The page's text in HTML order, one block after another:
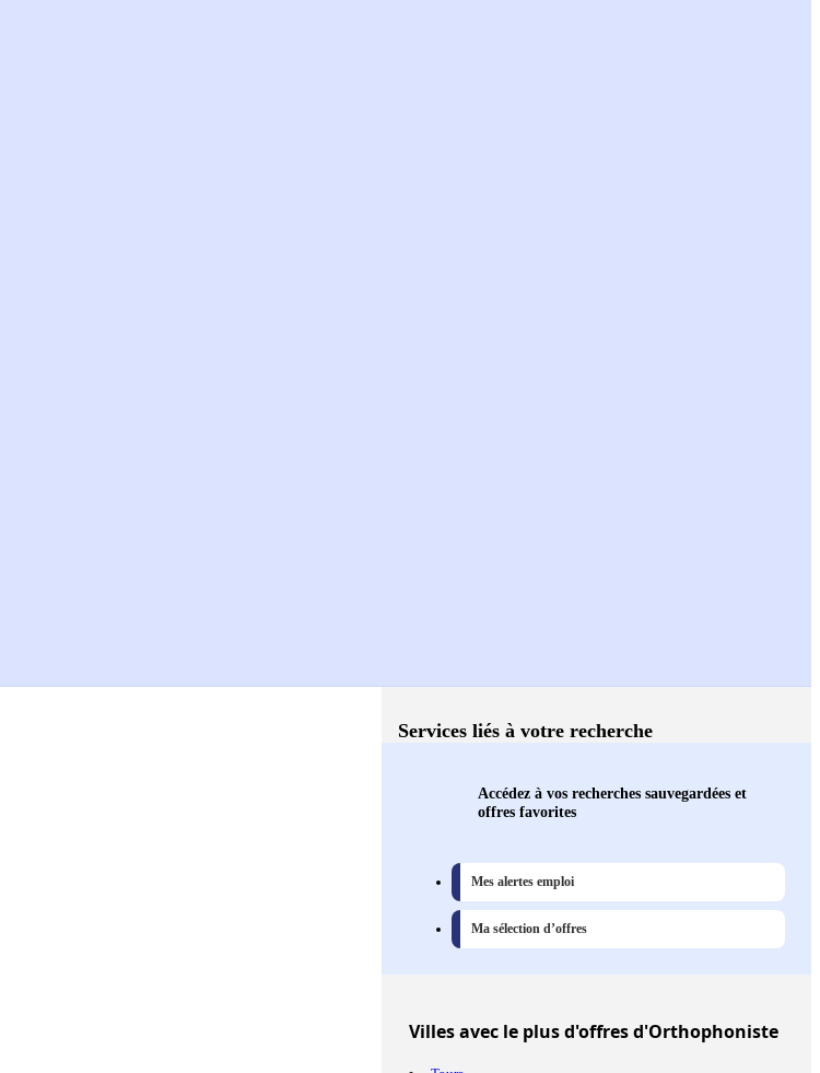
Services liés à votre recherche
Accédez à vos recherches sauvegardées et
offres favorites
Mes alertes emploi
Ma sélection d’offres
Villesavec le plus d'offres d'Orthophoniste